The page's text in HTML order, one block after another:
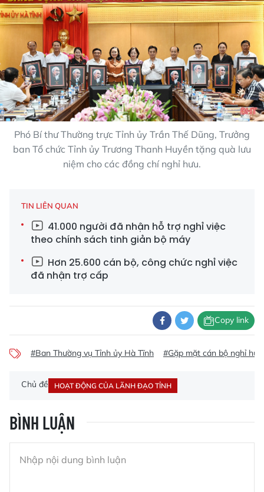
Phó Bí thư Thường trực Tỉnh ủy Trần Thế Dũng, Trưởng
ban Tổ chức Tỉnh ủy Trương Thanh Huyền tặng quà lưu
niệm cho các đồng chí nghỉ hưu.
TIN LIÊN QUAN
41.000 người đã nhận hỗ trợ nghỉ việc
theo chính sách tinh giản bộ máy
Hơn 25.600 cán bộ, công chức nghỉ việc
đã nhận trợ cấp
Copy link
#Ban Thường vụ Tỉnh ủy Hà Tĩnh #Gặp mặt cán bộ nghỉ hưu
Chủ đề HOẠT ĐỘNG CỦA LÃNH ĐẠO TỈNH
BÌNH LUẬN